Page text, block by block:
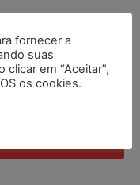
fornecer a
suas
em “Aceitar”,
os cookies.